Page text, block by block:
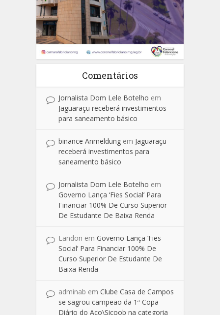
Comentários
Jornalista Dom Lele Botelho em
Jaguaraçu receberá investimentos
para saneamento básico
binance Anmeldung em Jaguaraçu
receberá investimentos para
saneamento básico
Jornalista Dom Lele Botelho em
Governo Lança ‘Fies Social’ Para
Financiar 100% De Curso Superior
De Estudante De Baixa Renda
Landon em Governo Lança ‘Fies
Social’ Para Financiar 100% De
Curso Superior De Estudante De
Baixa Renda
adminab em Clube Casa de Campos
se sagrou campeão da 1ª Copa
Diário do Aço\Sicoob na categoria